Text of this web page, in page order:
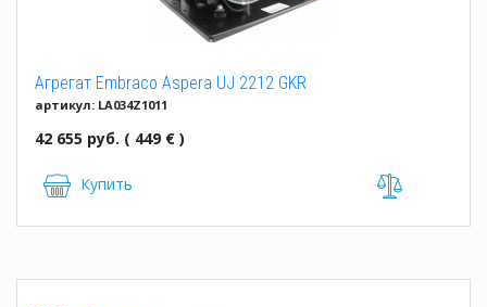
Агрегат Embraco Aspera UJ 2212 GKR
артикул: LA034Z1011
42 655 руб. ( 449 € )
Купить